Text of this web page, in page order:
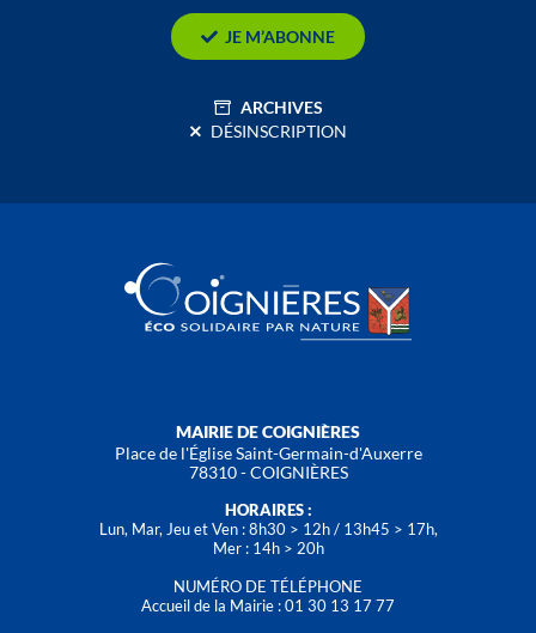
JE M’ABONNE
ARCHIVES
DÉSINSCRIPTION
MAIRIE DE COIGNIÈRES
Place de l'Église Saint-Germain-d'Auxerre
78310 - COIGNIÈRES
HORAIRES :
Lun, Mar, Jeu et Ven : 8h30 > 12h / 13h45 > 17h,
Mer : 14h > 20h
NUMÉRO DE TÉLÉPHONE
Accueil de la Mairie : 01 30 13 17 77